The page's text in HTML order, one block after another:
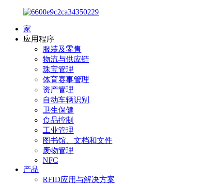
家
应用程序
服装及零售
物流与供应链
珠宝管理
体育赛事管理
资产管理
自动车辆识别
卫生保健
食品控制
工业管理
图书馆、文档和文件
废物管理
NFC
产品
RFID应用与解决方案